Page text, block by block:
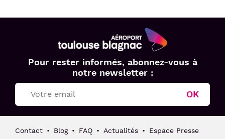
Aéroport
Toulouse
Blagnac
Pour rester informés, abonnez-vous à
notre newsletter :
OK
Contact Blog FAQ Actualités
Espace Presse